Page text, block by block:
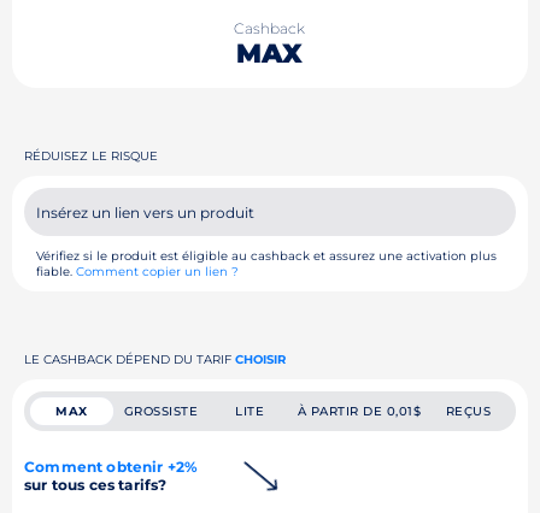
Cashback
MAX
RÉDUISEZ LE RISQUE
Vérifiez si le produit est éligible au cashback et assurez une activation plus
fiable. Comment copier un lien ?
LE CASHBACK DÉPEND DU TARIF CHOISIR
MAX GROSSISTE LITE À PARTIR DE 0,01$ REÇUS
Comment obtenir +2%
sur tous ces tarifs?